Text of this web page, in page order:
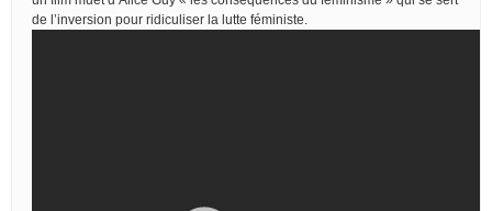
de l’inversion pour ridiculiser la lutte féministe.